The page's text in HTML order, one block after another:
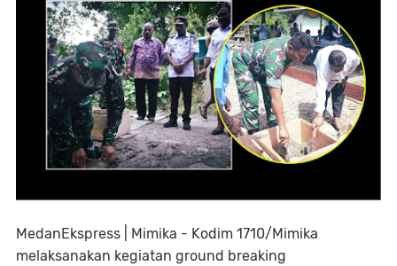
MedanEkspress | Mimika - Kodim 1710/Mimika
melaksanakan kegiatan ground breaking